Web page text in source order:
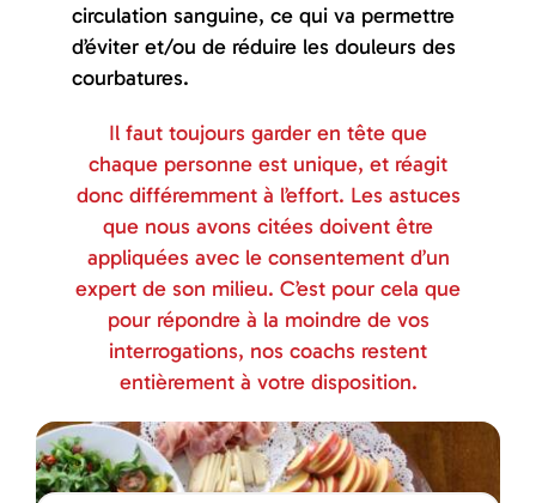
circulation sanguine, ce qui va permettre
d’éviter et/ou de réduire les douleurs des
courbatures.
Il faut toujours garder en tête que
chaque personne est unique, et réagit
donc différemment à l’effort. Les astuces
que nous avons citées doivent être
appliquées avec le consentement d’un
expert de son milieu. C’est pour cela que
pour répondre à la moindre de vos
interrogations, nos coachs restent
entièrement à votre disposition.